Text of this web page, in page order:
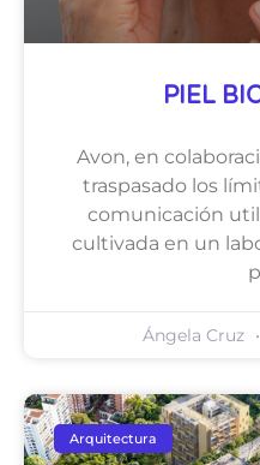
PIEL
Avon, en
traspasado los
comunicación
cultivada en un
Ángela Cruz
Arquitectura